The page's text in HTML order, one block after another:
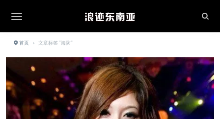
首页 › 文章标签 "海防"